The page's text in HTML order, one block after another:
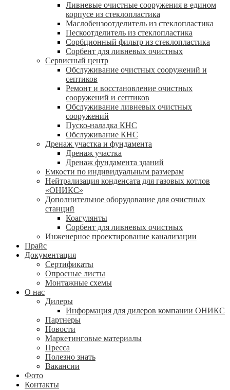
Ливневые очистные сооружения в едином
корпусе из стеклопластика
Маслобензоотделитель из стеклопластика
Пескоотделитель из стеклопластика
Сорбционный фильтр из стеклопластика
Сорбент для ливневых очистных
Сервисный центр
Обслуживание очистных сооружений и
септиков
Ремонт и восстановление очистных
сооружений и септиков
Обслуживание ливневых очистных
сооружений
Пуско-наладка КНС
Обслуживание КНС
Дренаж участка и фундамента
Дренаж участка
Дренаж фундамента зданий
Емкости по индивидуальным размерам
Нейтрализация конденсата для газовых котлов
«ОНИКС»
Дополнительное оборудование для очистных
станций
Коагулянты
Сорбент для ливневых очистных
Инженерное проектирование канализации
Прайс
Документация
Сертификаты
Опросные листы
Монтажные схемы
О нас
Дилеры
Информация для дилеров компании ОНИКС
Партнеры
Новости
Маркетинговые материалы
Пресса
Полезно знать
Вакансии
Фото
Контакты